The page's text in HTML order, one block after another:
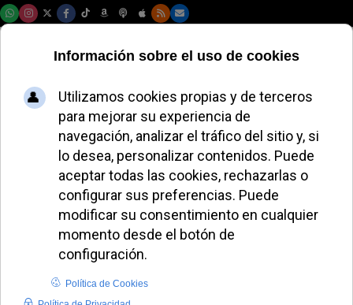
Más del 80 % del
mundo vive sin
libertad religiosa,
alerta la Cumbre
IRF